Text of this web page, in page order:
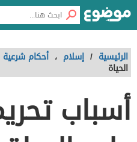
الرئيسية / إسلام ، أحكام شرعية
الحياة
أسباب